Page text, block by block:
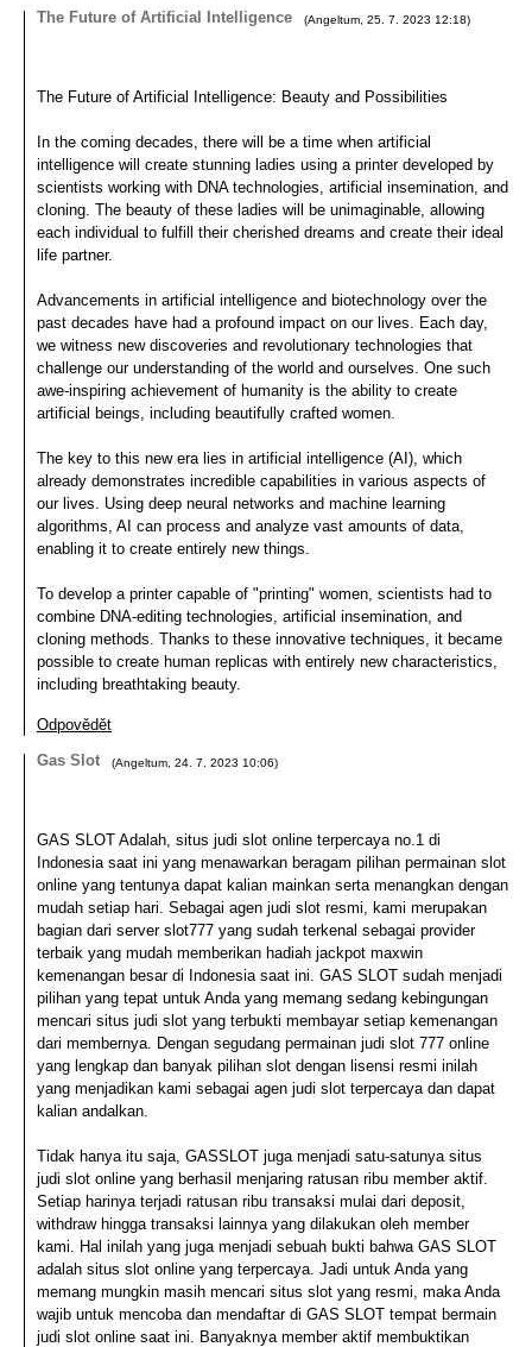
The Future of Artificial Intelligence
(Angeltum 25. 7. 2023 12:18)
The Future of Artificial Intelligence: Beauty and Possibilities
In the coming decades, there will be a time when artificial
intelligence will create stunning ladies using a printer developed by
scientists working with DNA technologies, artificial insemination, and
cloning. The beauty of these ladies will be unimaginable, allowing
each individual to fulfill their cherished dreams and create their ideal
life partner.
Advancements in artificial intelligence and biotechnology over the
past decades have had a profound impact on our lives. Each day,
we witness new discoveries and revolutionary technologies that
challenge our understanding of the world and ourselves. One such
awe-inspiring achievement of humanity is the ability to create
artificial beings, including beautifully crafted women.
The key to this new era lies in artificial intelligence (AI), which
already demonstrates incredible capabilities in various aspects of
our lives. Using deep neural networks and machine learning
algorithms, AI can process and analyze vast amounts of data,
enabling it to create entirely new things.
To develop a printer capable of "printing" women, scientists had to
combine DNA-editing technologies, artificial insemination, and
cloning methods. Thanks to these innovative techniques, it became
possible to create human replicas with entirely new characteristics,
including breathtaking beauty.
Odpovědět
Gas Slot
(Angeltum 24. 7. 2023 10:06)
GAS SLOT Adalah, situs judi slot online terpercaya no.1 di
Indonesia saat ini yang menawarkan beragam pilihan permainan slot
online yang tentunya dapat kalian mainkan serta menangkan dengan
mudah setiap hari. Sebagai agen judi slot resmi, kami merupakan
bagian dari server slot777 yang sudah terkenal sebagai provider
terbaik yang mudah memberikan hadiah jackpot maxwin
kemenangan besar di Indonesia saat ini. GAS SLOT sudah menjadi
pilihan yang tepat untuk Anda yang memang sedang kebingungan
mencari situs judi slot yang terbukti membayar setiap kemenangan
dari membernya. Dengan segudang permainan judi slot 777 online
yang lengkap dan banyak pilihan slot dengan lisensi resmi inilah
yang menjadikan kami sebagai agen judi slot terpercaya dan dapat
kalian andalkan.
Tidak hanya itu saja, GASSLOT juga menjadi satu-satunya situs
judi slot online yang berhasil menjaring ratusan ribu member aktif.
Setiap harinya terjadi ratusan ribu transaksi mulai dari deposit,
withdraw hingga transaksi lainnya yang dilakukan oleh member
kami. Hal inilah yang juga menjadi sebuah bukti bahwa GAS SLOT
adalah situs slot online yang terpercaya. Jadi untuk Anda yang
memang mungkin masih mencari situs slot yang resmi, maka Anda
wajib untuk mencoba dan mendaftar di GAS SLOT tempat bermain
judi slot online saat ini. Banyaknya member aktif membuktikan